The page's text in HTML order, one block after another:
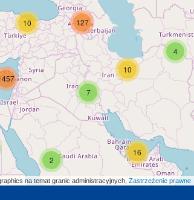
2
16
4
7
10
10
127
na temat granic administracyjnych, Zastrzeżenie prawne